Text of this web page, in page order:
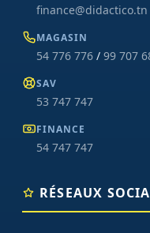
finance@didactico.tn
MAGASIN
54 776 776 / 99 707
SAV
53 747 747
FINANCE
54 747 747
RÉSEAUX